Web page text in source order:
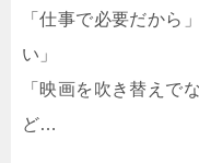
「仕事で必要だから
い」
「映画を吹き替えで
ど…